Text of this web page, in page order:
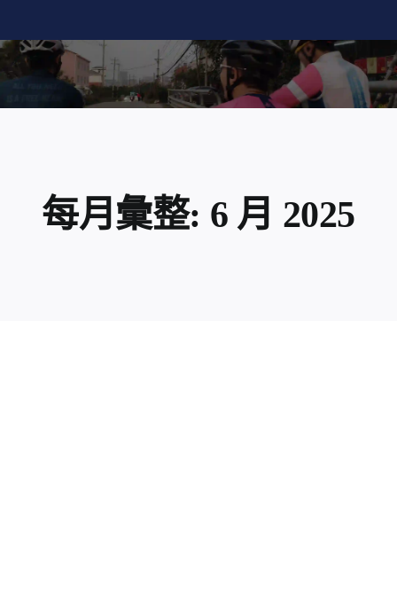
content
每月彙整: 6 月 2025